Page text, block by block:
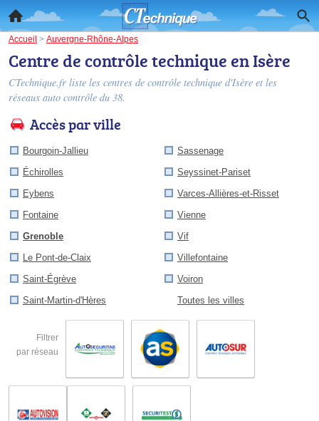
Accueil > Auvergne-Rhône-Alpes
Centre de contrôle technique en Isère
CTechnique.fr liste les centres de contrôle technique d'Isère et les
réseaux auto contrôle du 38.
Accès par ville
Bourgoin-Jallieu
Échirolles
Eybens
Fontaine
Grenoble
Le Pont-de-Claix
Saint-Égrève
Saint-Martin-d'Hères
Sassenage
Seyssinet-Pariset
Varces-Allières-et-Risset
Vienne
Vif
Villefontaine
Voiron
Toutes les villes
Filtrer
par réseau